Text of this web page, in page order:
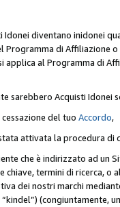
Idonei diventano inidonei
di Affiliazione
al Programma di
sarebbero Acquisti
del tuo Accordo,
attivata la procedura di
che è indirizzato ad un
termini di ricerca,
dei nostri marchi
(congiuntamente,